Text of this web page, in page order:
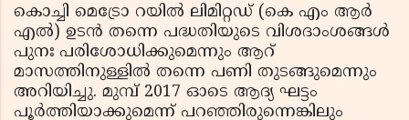
കൊച്ചി മെട്രോ റയിൽ ലിമിറ്റഡ് (കെ എം ആർ
എൽ) ഉടൻ തന്നെ പദ്ധതിയുടെ വിശദാംശങ്ങള്‍
പുനഃ പരിശോധിക്കുമെന്നും ആറ്
മാസത്തിനുള്ളിൽ തന്നെ പണി തുടങ്ങുമെന്നും
അറിയിച്ചു. മുമ്പ് 2017 ഓടെ ആദ്യ ഘട്ടം
പൂർത്തിയാക്കുമെന്ന് പറഞ്ഞിരുന്നെങ്കിലും